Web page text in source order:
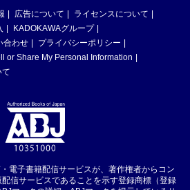
広告について
ライセンスについて
KADOKAWAグループ
合わせ
プライバシーポリシー
or Share My Personal Information
電子書籍配信サービスが、著作権者からコン
信サービスであることを示す登録商標（登録